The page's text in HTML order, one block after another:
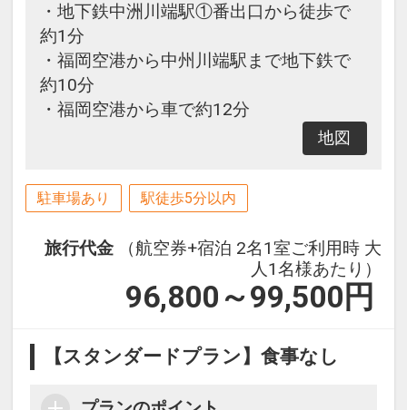
・地下鉄中洲川端駅①番出口から徒歩で
約1分
・福岡空港から中州川端駅まで地下鉄で
約10分
・福岡空港から車で約12分
地図
駐車場あり 駅徒歩5分以内
旅行代金
（航空券+宿泊 2名1室ご利用時 大
人1名様あたり）
96,800～99,500 円
【スタンダードプラン】食事なし